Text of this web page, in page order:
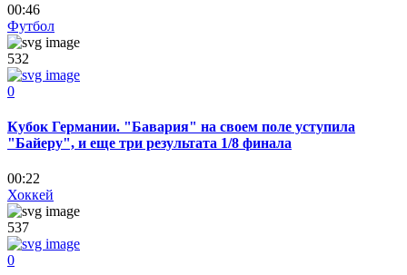
00:46
Футбол
532
0
Кубок Германии. "Бавария" на своем поле уступила
"Байеру", и еще три результата 1/8 финала
00:22
Хоккей
537
0